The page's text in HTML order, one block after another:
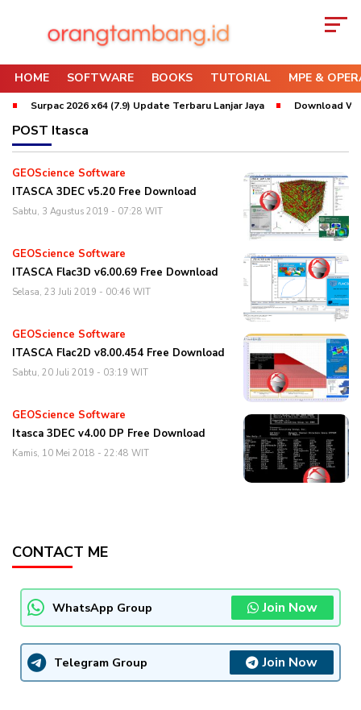
HOME SOFTWARE BOOKS TUTORIAL MPE &
Surpac 2026 x64 (7.9) Update Terbaru Lanjar Jaya Download
POST Itasca
GEOScience Software
ITASCA 3DEC v5.20 Free Download
Sabtu, 3 Agustus 2019 - 07:28 WIT
GEOScience Software
ITASCA Flac3D v6.00.69 Free Download
Selasa, 23 Juli 2019 - 00:46 WIT
GEOScience Software
ITASCA Flac2D v8.00.454 Free Download
Sabtu, 20 Juli 2019 - 03:19 WIT
GEOScience Software
Itasca 3DEC v4.00 DP Free Download
Kamis, 10 Mei 2018 - 22:48 WIT
CONTACT ME
WhatsApp Group Join Now
Telegram Group Join Now